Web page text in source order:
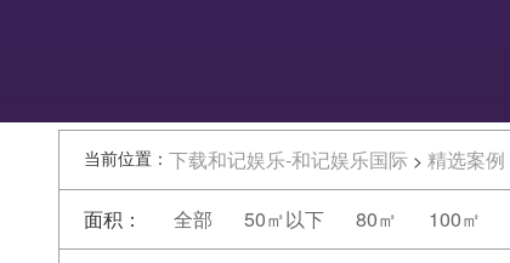
当前位置： 下载和记娱乐-和记娱乐国际 > 精选案例
面积： 全部 50㎡以下 80㎡ 100㎡